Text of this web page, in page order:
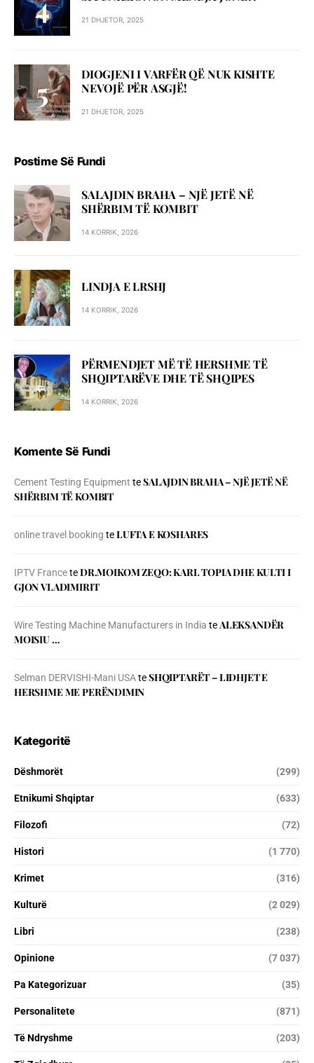
21 DHJETOR, 2025
DIOGJENI I VARFËR QË NUK KISHTE
NEVOJË PËR ASGJË!
21 DHJETOR, 2025
Postime Së Fundi
SALAJDIN BRAHA – NJЁ JETЁ NЁ
SHЁRBIM TЁ KOMBIT
14 KORRIK, 2026
LINDJA E LRSHJ
14 KORRIK, 2026
PËRMENDJET MË TË HERSHME TË
SHQIPTARËVE DHE TË SHQIPES
14 KORRIK, 2026
Komente Së Fundi
Cement Testing Equipment teSALAJDIN BRAHA – NJЁ JETЁ NЁ
SHЁRBIM TЁ KOMBIT
online travel booking teLUFTA E KOSHARES
IPTV FranceteDR.MOIKOM ZEQO: KARL TOPIA DHE KULTI I
GJON VLADIMIRIT
Wire Testing Machine Manufacturers in India teALEKSANDËR
MOISIU …
Selman DERVISHI-Mani USAteSHQIPTARËT – LIDHJET E
HERSHME ME PERËNDIMIN
Kategoritë
Dëshmorët (299)
Etnikumi Shqiptar (633)
Filozofi (72)
Histori (1 770)
Krimet (316)
Kulturë (2 029)
Libri (238)
Opinione (7 037)
Pa Kategorizuar (35)
Personalitete (871)
Të Ndryshme (203)